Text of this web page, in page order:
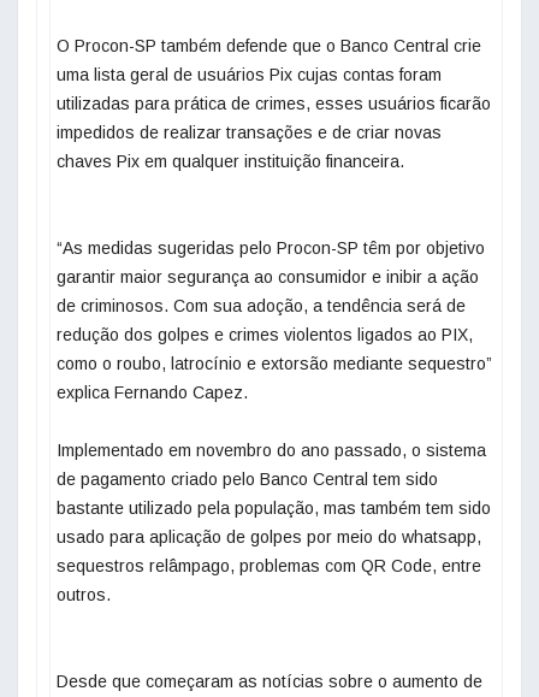
O Procon-SP também defende que o Banco Central crie
uma lista geral de usuários Pix cujas contas foram
utilizadas para prática de crimes, esses usuários ficarão
impedidos de realizar transações e de criar novas
chaves Pix em qualquer instituição financeira.
“As medidas sugeridas pelo Procon-SP têm por objetivo
garantir maior segurança ao consumidor e inibir a ação
de criminosos. Com sua adoção, a tendência será de
redução dos golpes e crimes violentos ligados ao PIX,
como o roubo, latrocínio e extorsão mediante sequestro”
explica Fernando Capez.
Implementado em novembro do ano passado, o sistema
de pagamento criado pelo Banco Central tem sido
bastante utilizado pela população, mas também tem sido
usado para aplicação de golpes por meio do whatsapp,
sequestros relâmpago, problemas com QR Code, entre
outros.
Desde que começaram as notícias sobre o aumento de